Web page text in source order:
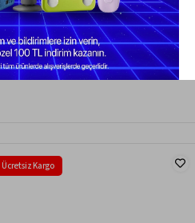
Masa Altı Saklama Filesi, Kamp için
Altı Eşya Depolama, Düzenleyici
Kese M / 45x45 cm - Mavi
TL
Ücretsiz Kargo